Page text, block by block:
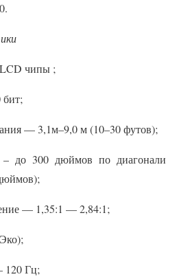
чипы ;
— 3,1м–9,0 м (10–30 футов);
до 300 дюймов по диагонали
— 1,35:1 — 2,84:1;
120 Гц;